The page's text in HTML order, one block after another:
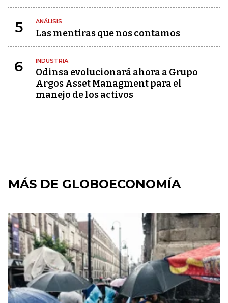
5 ANÁLISIS
Las mentiras que nos contamos
6 INDUSTRIA
Odinsa evolucionará ahora a Grupo
Argos Asset Managment para el
manejo de los activos
MÁS DE GLOBOECONOMÍA